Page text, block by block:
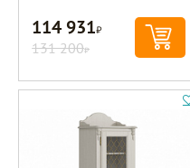
114 931Р
131 200Р